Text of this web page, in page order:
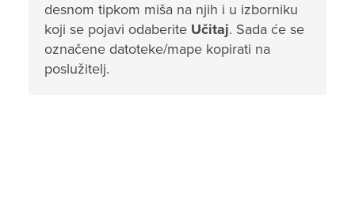
desnom tipkom miša na njih i u izborniku
koji se pojavi odaberite Učitaj. Sada će se
označene datoteke/mape kopirati na
poslužitelj.